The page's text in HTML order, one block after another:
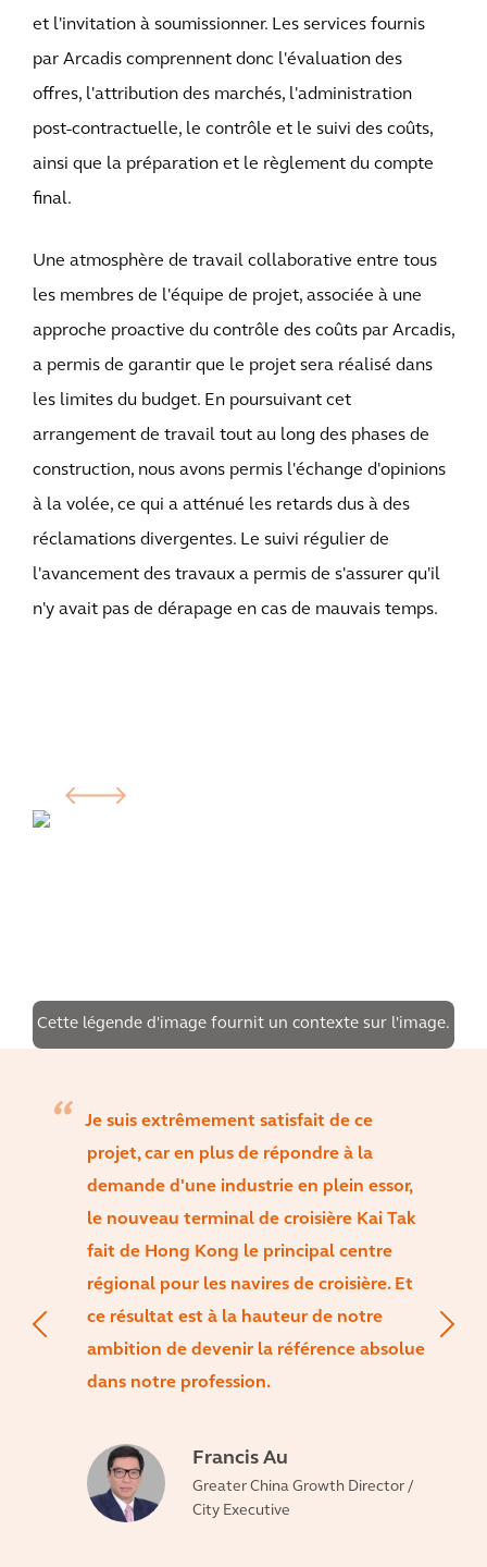
et l'invitation à soumissionner. Les services fournis
par Arcadis comprennent donc l'évaluation des
offres, l'attribution des marchés, l'administration
post-contractuelle, le contrôle et le suivi des coûts,
ainsi que la préparation et le règlement du compte
final.
Une atmosphère de travail collaborative entre tous
les membres de l'équipe de projet, associée à une
approche proactive du contrôle des coûts par Arcadis,
a permis de garantir que le projet sera réalisé dans
les limites du budget. En poursuivant cet
arrangement de travail tout au long des phases de
construction, nous avons permis l'échange d'opinions
à la volée, ce qui a atténué les retards dus à des
réclamations divergentes. Le suivi régulier de
l'avancement des travaux a permis de s'assurer qu'il
n'y avait pas de dérapage en cas de mauvais temps.
Cette légende d'image fournit un contexte sur l'image.
Je suis extrêmement satisfait de ce
projet, car en plus de répondre à la
demande d'une industrie en plein essor,
le nouveau terminal de croisière Kai Tak
fait de Hong Kong le principal centre
régional pour les navires de croisière. Et
ce résultat est à la hauteur de notre
ambition de devenir la référence absolue
dans notre profession.
Francis Au
Greater China Growth Director /
City Executive